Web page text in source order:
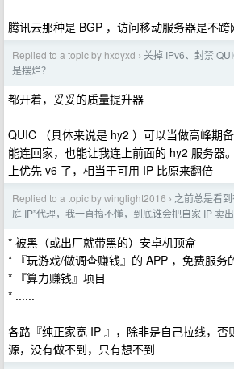
腾讯云那种是 BGP ，访问移动服务器是不
Replied to a topic by hxdyxd › 关掉 IPv6、封禁
是摆烂？
都开着，妥妥的质量提升器
QUIC （具体来说是 hy2 ）可以当做高峰期
能连回家，也能让我连上前面的 hy2 服务器
上优先 v6 了，相当于可用 IP 比原来翻倍
Replied to a topic by winglight2016 › 之前总是看
庭 IP”代理，我一直搞不懂，到底谁会把自家 IP 卖出
* 被黑（或出厂就带黑的）安卓机顶盒
* 『玩游戏/做调查赚钱』的 APP ，免费服务
* 『算力赚钱』项目
* ......
各路『纯正家宽 IP 』，除非是自己拉线，否
源，没有做不到，只有想不到